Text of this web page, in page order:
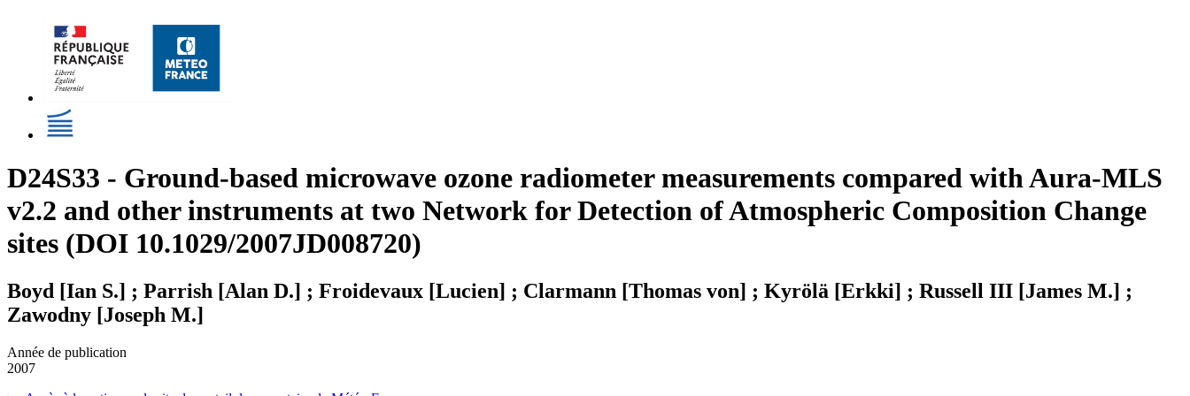
D24S33 - Ground-based microwave ozone radiometer measurements compared with Aura-MLS
v2.2 and other instruments at two Network for Detection of Atmospheric Composition Change
sites (DOI 10.1029/2007JD008720)
Boyd [Ian S.] ; Parrish [Alan D.] ; Froidevaux [Lucien] ; Clarmann [Thomas von] ; Kyrölä [Erkki] ; Russell III [James M.] ;
Zawodny [Joseph M.]
Année de publication
2007